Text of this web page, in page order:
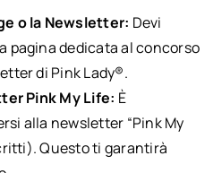
o la Newsletter: Devi
pagina dedicata al concorso
di Pink Lady®.
Pink My Life: È
alla newsletter “Pink My
Questo ti garantirà